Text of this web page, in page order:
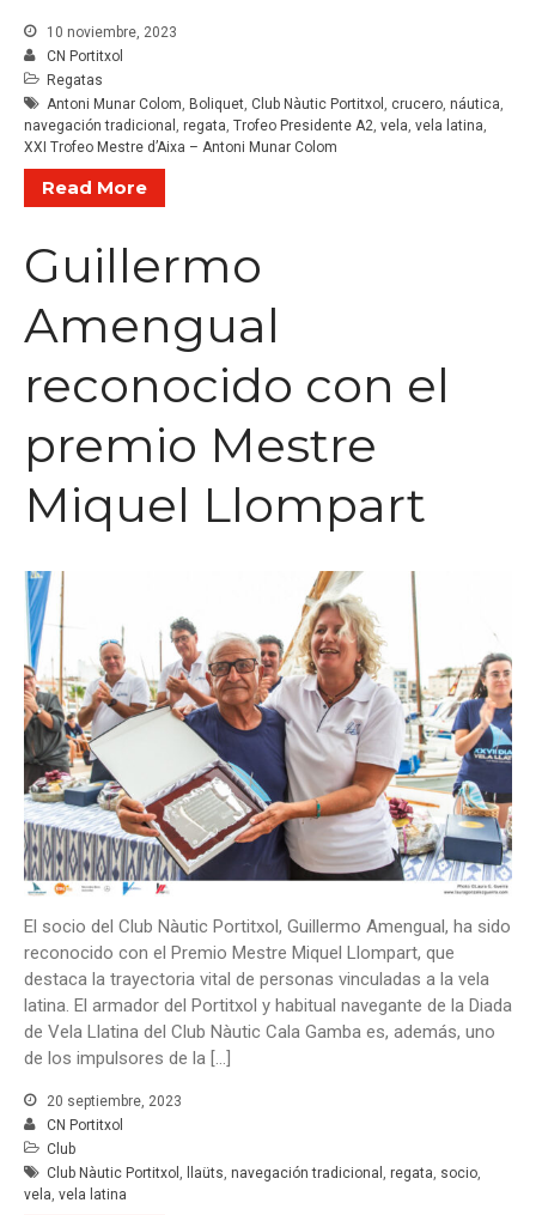
10 noviembre, 2023
CN Portitxol
Regatas
Antoni Munar Colom, Boliquet, Club Nàutic Portitxol , crucero, náutica,
navegación tradicional , regata, Trofeo Presidente A2, vela, vela latina,
XXI Trofeo Mestre d’Aixa – Antoni Munar Colom
Read More
Guillermo
Amengual
reconocido con el
premio Mestre
Miquel Llompart
El socio del Club Nàutic Portitxol, Guillermo Amengual, ha sido
reconocido con el Premio Mestre Miquel Llompart, que
destaca la trayectoria vital de personas vinculadas a la vela
latina. El armador del Portitxol y habitual navegante de la Diada
de Vela Llatina del Club Nàutic Cala Gamba es, además, uno
de los impulsores de la […]
20 septiembre, 2023
CN Portitxol
Club
Club Nàutic Portitxol , llaüts, navegación tradicional , regata, socio,
vela, vela latina